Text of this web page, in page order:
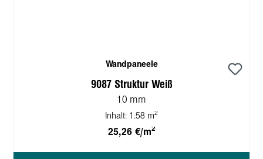
Wandpaneele
9087 Struktur Weiß
10 mm
Inhalt: 1.58 m2
25,26 €/m2